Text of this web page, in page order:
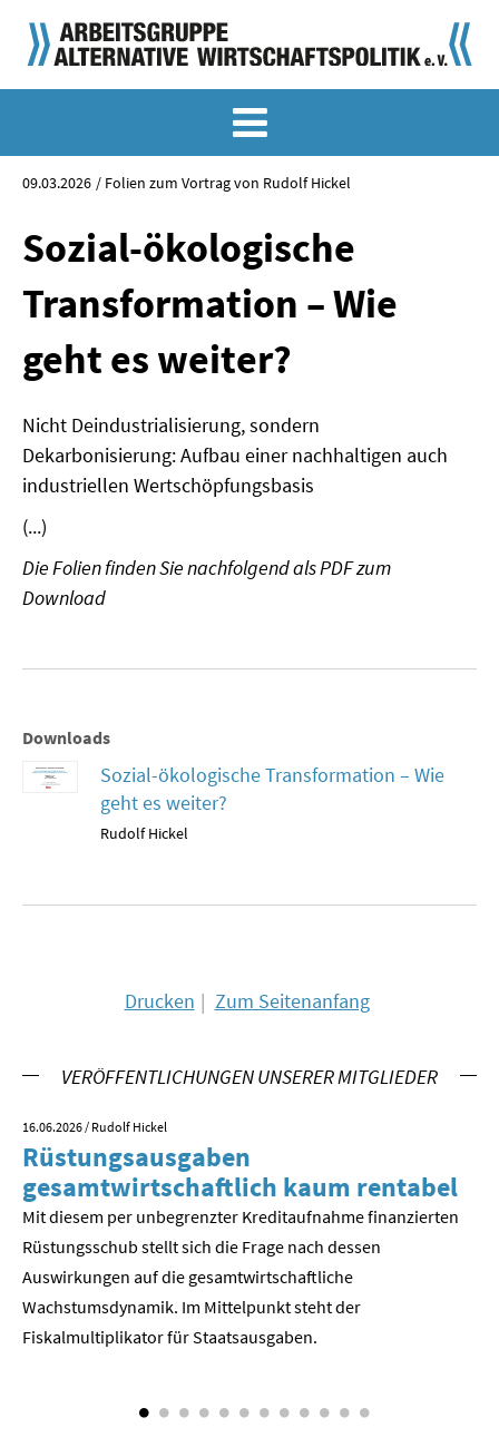
KLASSIKER
SONDERVERÖFFENTLICHUNGEN
LANGFASSUNGEN ZU DEN MEMORANDEN
MATERIALIEN
MATERIALIEN ZU DEN MEMORANDEN
MATERIALIEN ZUR SOMMERSCHULE
MEMO-FORUM
SOMMERSCHULE 2024
SOMMERSCHULE 2023
SOMMERSCHULE 2022
SOMMERSCHULE 2019
SOMMERSCHULE 2016
SOMMERSCHULE 2015
SOMMERSCHULE 2014
SOMMERSCHULE 2013
SOMMERSCHULE 2012
SOMMERSCHULE 2011
09.03.2026 Folien zum Vortrag von Rudolf Hickel
Sozial-ökologische
Transformation – Wie
geht es weiter?
Nicht Deindustrialisierung, sondern
Dekarbonisierung: Aufbau einer nachhaltigen auch
industriellen Wertschöpfungsbasis
(...)
Die Folien finden Sie nachfolgend als PDF zum
Download
Downloads
Sozial-ökologische Transformation – Wie
geht es weiter?
Rudolf Hickel
Drucken Zum Seitenanfang
VERÖFFENTLICHUNGEN UNSERER MITGLIEDER
16.06.2026 / Rudolf Hickel
Rüstungsausgaben
gesamtwirtschaftlich kaum rentabel
Mit diesem per unbegrenzter Kreditaufnahme finanzierten
Rüstungsschub stellt sich die Frage nach dessen
Auswirkungen auf die gesamtwirtschaftli­che
Wachstumsdynamik. Im Mittelpunkt steht der
Fiskalmultiplikator für Staatsausgaben.